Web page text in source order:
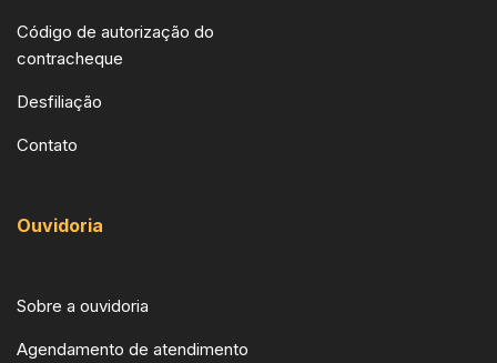
Código de autorização do
contracheque
Desfiliação
Contato
Ouvidoria
Sobre a ouvidoria
Agendamento de atendimento